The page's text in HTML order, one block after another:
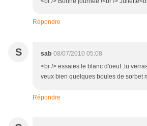
Répondre
S sab 08/07/2010 05:08
<br /> essaies le blanc d'oeuf..tu
veux bien quelques boules de sorbet
Répondre